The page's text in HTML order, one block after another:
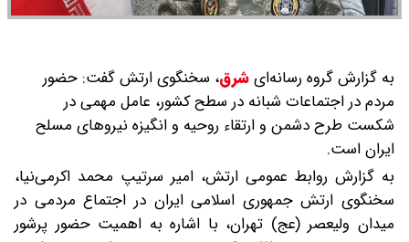
به گزارش گروه رسانه‌ایشرق، سخنگوی ارتش گفت: حضور
مردم در اجتماعات شبانه در سطح کشور، عامل مهمی در
شکست طرح دشمن و ارتقاء روحیه و انگیزه نیروهای مسلح
ایران است.
به گزارش روابط عمومی ارتش، امیر سرتیپ محمد اکرمی‌نیا،
سخنگوی ارتش جمهوری اسلامی ایران در اجتماع مردمی در
میدان ولیعصر (عج) تهران، با اشاره به اهمیت حضور پرشور